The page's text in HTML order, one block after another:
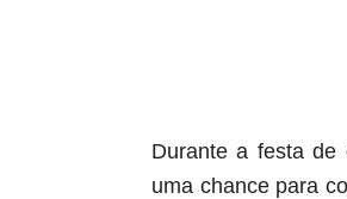
Durante a festa de
uma chance para